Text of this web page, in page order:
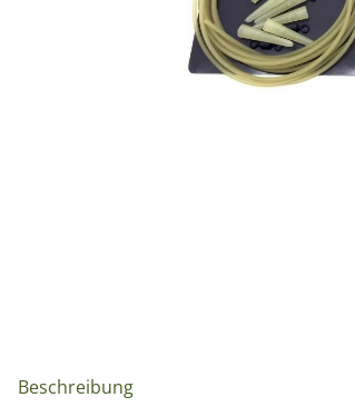
weitere Registerkarten anzeigen
Beschreibung